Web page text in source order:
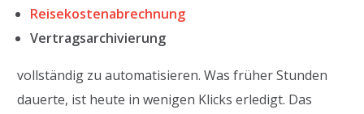
Reisekostenabrechnung
Vertragsarchivierung
vollständig zu automatisieren. Was früher Stunden
dauerte, ist heute in wenigen Klicks erledigt. Das